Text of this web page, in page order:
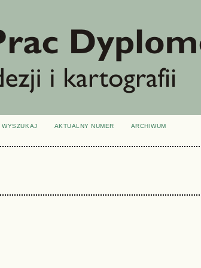
WYSZUKAJ AKTUALNY NUMER
ARCHIWUM